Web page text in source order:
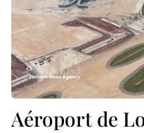
Aéroport de